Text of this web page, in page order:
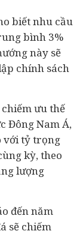
biết nhu cầu
bình 3%
này sẽ
chính sách
ưu thế
Đông Nam Á,
với tỷ trọng
kỳ, theo
lượng
đến năm
sẽ chiếm